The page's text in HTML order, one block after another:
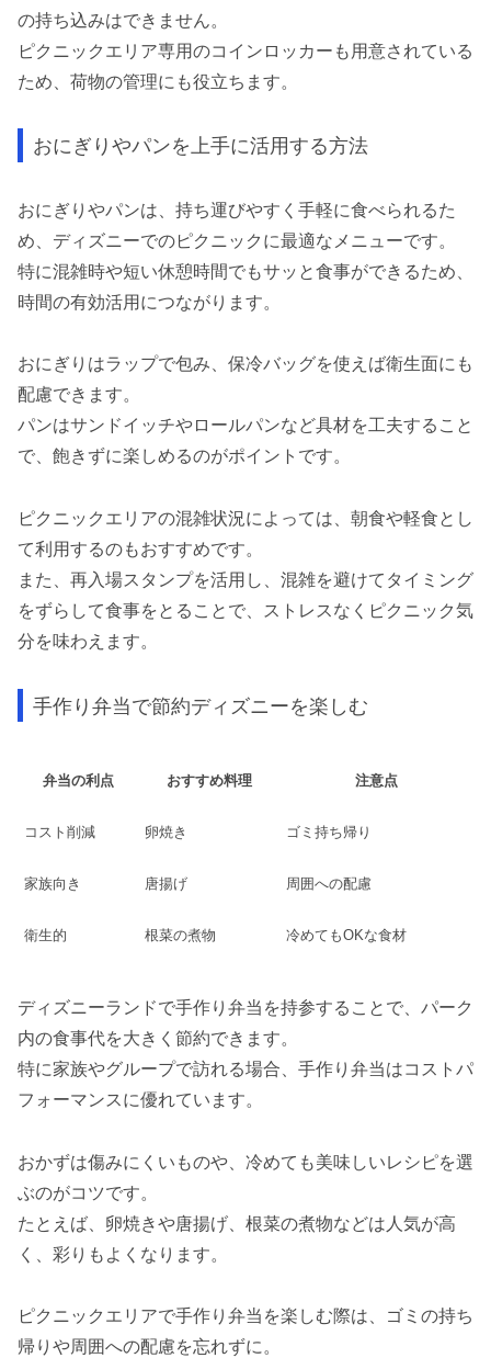
の持ち込みはできません。
ピクニックエリア専用のコインロッカーも用意されている
ため、荷物の管理にも役立ちます。
おにぎりやパンを上手に活用する方法
おにぎりやパンは、持ち運びやすく手軽に食べられるた
め、ディズニーでのピクニックに最適なメニューです。
特に混雑時や短い休憩時間でもサッと食事ができるため、
時間の有効活用につながります。
おにぎりはラップで包み、保冷バッグを使えば衛生面にも
配慮できます。
パンはサンドイッチやロールパンなど具材を工夫すること
で、飽きずに楽しめるのがポイントです。
ピクニックエリアの混雑状況によっては、朝食や軽食とし
て利用するのもおすすめです。
また、再入場スタンプを活用し、混雑を避けてタイミング
をずらして食事をとることで、ストレスなくピクニック気
分を味わえます。
手作り弁当で節約ディズニーを楽しむ
弁当の利点 おすすめ料理 注意点
コスト削減 卵焼き ゴミ持ち帰り
家族向き 唐揚げ 周囲への配慮
衛生的 根菜の煮物 冷めてもOKな食材
ディズニーランドで手作り弁当を持参することで、パーク
内の食事代を大きく節約できます。
特に家族やグループで訪れる場合、手作り弁当はコストパ
フォーマンスに優れています。
おかずは傷みにくいものや、冷めても美味しいレシピを選
ぶのがコツです。
たとえば、卵焼きや唐揚げ、根菜の煮物などは人気が高
く、彩りもよくなります。
ピクニックエリアで手作り弁当を楽しむ際は、ゴミの持ち
帰りや周囲への配慮を忘れずに。